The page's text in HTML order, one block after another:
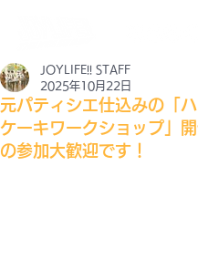
元パティシエ仕込みの「ハ
ケーキワークショップ」
の参加大歓迎です！
JOYLIFE!! STAFF
2025年10月22日